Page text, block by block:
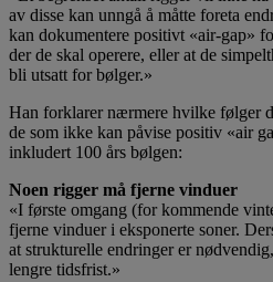
av disse kan unngå å måtte foreta
kan dokumentere positivt «air-gap»
der de skal operere, eller at de
bli utsatt for bølger.»
Han forklarer nærmere hvilke følger
de som ikke kan påvise positiv «air
inkludert 100 års bølgen:
Noen rigger må fjerne vinduer
«I første omgang (for kommende
fjerne vinduer i eksponerte soner.
at strukturelle endringer er
lengre tidsfrist.»